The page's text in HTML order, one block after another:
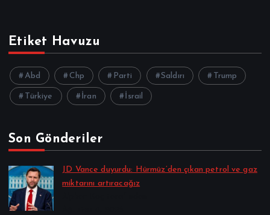
Etiket Havuzu
Abd Chp Parti Saldırı Trump
Türkiye İran İsrail
Son Gönderiler
JD Vance duyurdu: Hürmüz’den çıkan petrol ve gaz
miktarını artıracağız